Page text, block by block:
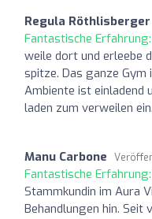
Regula Röthlisberger
Fantastische Erfahrung:
weile dort und erleebe
spitze. Das ganze
Ambiente ist einladend
laden zum verweilen ein.
Manu Carbone
Fantastische Erfahrung:
Stammkundin im Aura
Behandlungen hin. Seit